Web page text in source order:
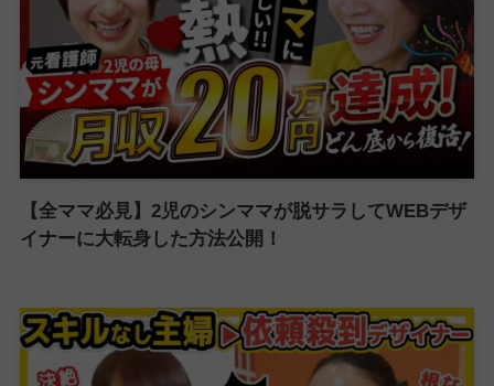
【全ママ必見】2児のシンママが脱サラしてWEBデザ
イナーに大転身した方法公開！